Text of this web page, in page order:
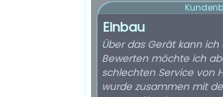
Einbau
Über das Gerät kann
Bewerten möchte ich
schlechten Service von
wurde zusammen mit